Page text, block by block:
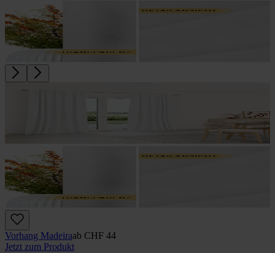
Vorhang Madeiraab CHF 44
Jetzt zum Produkt